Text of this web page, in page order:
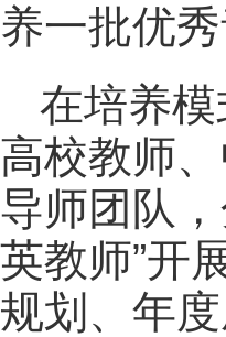
养一批优
在培养
高校教师
导师团队
英教师”开
规划、年